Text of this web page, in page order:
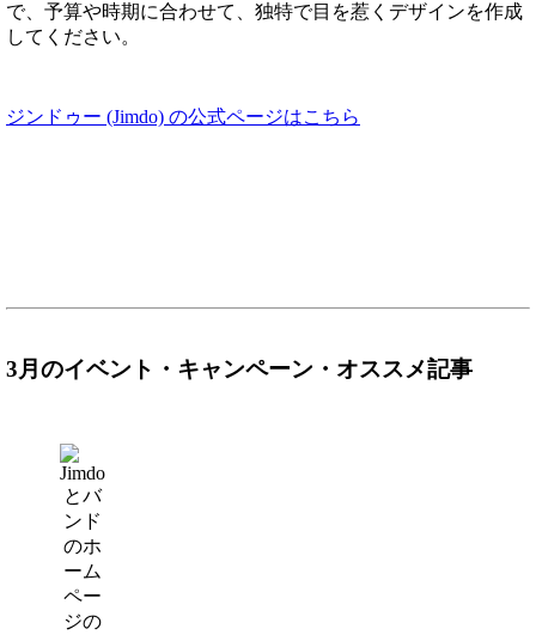
で、予算や時期に合わせて、独特で目を惹くデザインを作成
してください。
ジンドゥー (Jimdo) の公式ページはこちら
3月のイベント・キャンペーン・オススメ記事